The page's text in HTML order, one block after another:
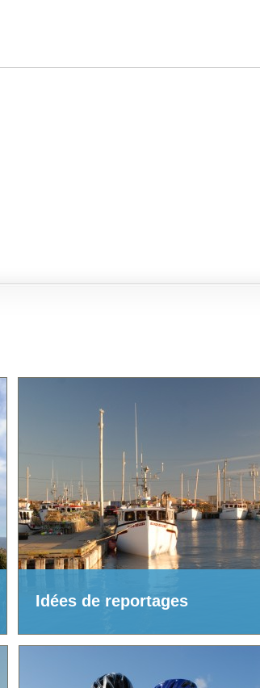
Idées de reportages